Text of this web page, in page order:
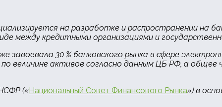
на разработке и распространении на
между кредитными организациями и
завоевала 30 % банковского рынка в сфере
по величине активов согласно данным ЦБ РФ, а
(«Национальный Совет Финансового Рынка») в